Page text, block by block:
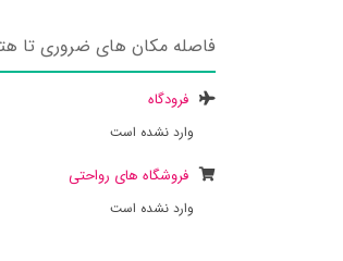
فاصله مکان های ضروری تا هتل
فرودگاه
وارد نشده است
فروشگاه های رواحتی
وارد نشده است